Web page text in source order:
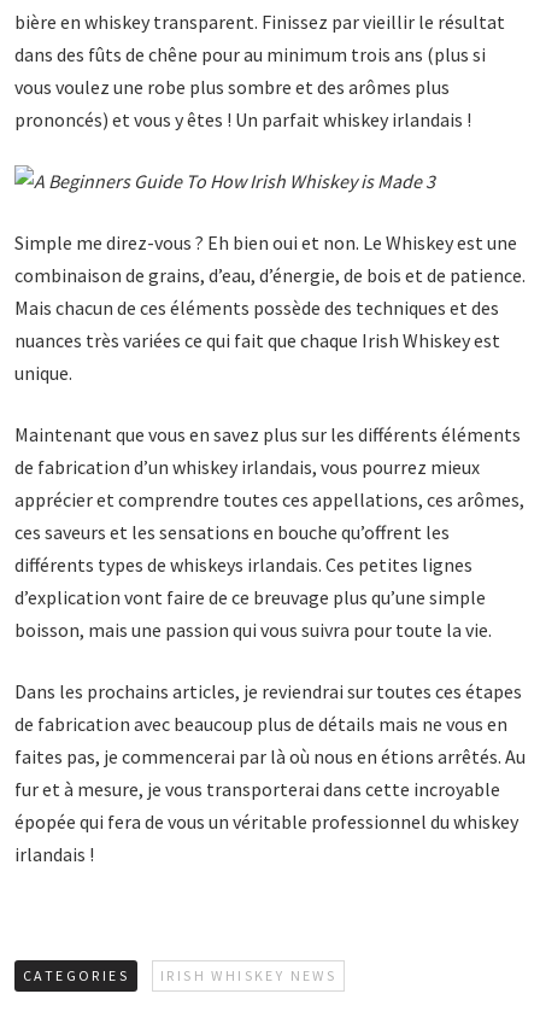
bière en whiskey transparent. Finissez par vieillir le résultat
dans des fûts de chêne pour au minimum trois ans (plus si
vous voulez une robe plus sombre et des arômes plus
prononcés) et vous y êtes ! Un parfait whiskey irlandais !
Simple me direz-vous ? Eh bien oui et non. Le Whiskey est une
combinaison de grains, d’eau, d’énergie, de bois et de patience.
Mais chacun de ces éléments possède des techniques et des
nuances très variées ce qui fait que chaque Irish Whiskey est
unique.
Maintenant que vous en savez plus sur les différents éléments
de fabrication d’un whiskey irlandais, vous pourrez mieux
apprécier et comprendre toutes ces appellations, ces arômes,
ces saveurs et les sensations en bouche qu’offrent les
différents types de whiskeys irlandais. Ces petites lignes
d’explication vont faire de ce breuvage plus qu’une simple
boisson, mais une passion qui vous suivra pour toute la vie.
Dans les prochains articles, je reviendrai sur toutes ces étapes
de fabrication avec beaucoup plus de détails mais ne vous en
faites pas, je commencerai par là où nous en étions arrêtés. Au
fur et à mesure, je vous transporterai dans cette incroyable
épopée qui fera de vous un véritable professionnel du whiskey
irlandais !
CATEGORIES IRISH WHISKEY NEWS